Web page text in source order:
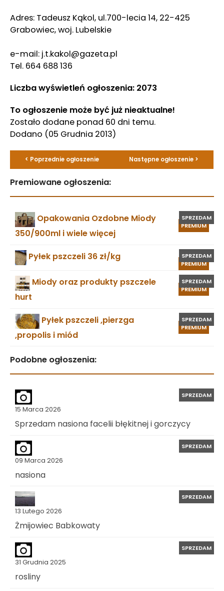
Adres: Tadeusz Kąkol, ul.700-lecia 14, 22-425
Grabowiec, woj. Lubelskie
e-mail: j.t.kakol@gazeta.pl
Tel. 664 688 136
Liczba wyświetleń ogłoszenia: 2073
To ogłoszenie może być już nieaktualne!
Zostało dodane ponad 60 dni temu.
Dodano (05 Grudnia 2013)
< Poprzednie ogłoszenie Następne ogłoszenie >
Premiowane ogłoszenia:
PREMIUM
SPRZEDAM
Opakowania Ozdobne Miody
350/900ml i wiele więcej
PREMIUM
SPRZEDAM
Pyłek pszczeli 36 zł/kg
PREMIUM
SPRZEDAM
Miody oraz produkty pszczele
hurt
PREMIUM
SPRZEDAM
Pyłek pszczeli ,pierzga
,propolis i miód
Podobne ogłoszenia:
15 Marca 2026
SPRZEDAM
Sprzedam nasiona facelii błękitnej i gorczycy
09 Marca 2026
SPRZEDAM
nasiona
13 Lutego 2026
SPRZEDAM
Żmijowiec Babkowaty
31 Grudnia 2025
SPRZEDAM
rosliny